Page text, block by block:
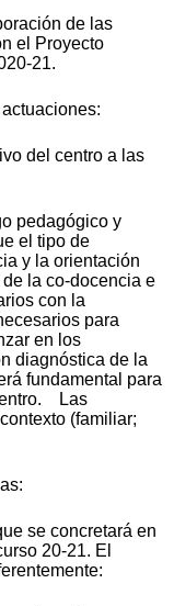
de las
el Proyecto
21.
del centro a las
pedagógico y
el tipo de
y la orientación
la co-docencia e
con la
para
en los
diagnóstica de la
fundamental para
Las
(familiar;
se concretará en
20-21. El